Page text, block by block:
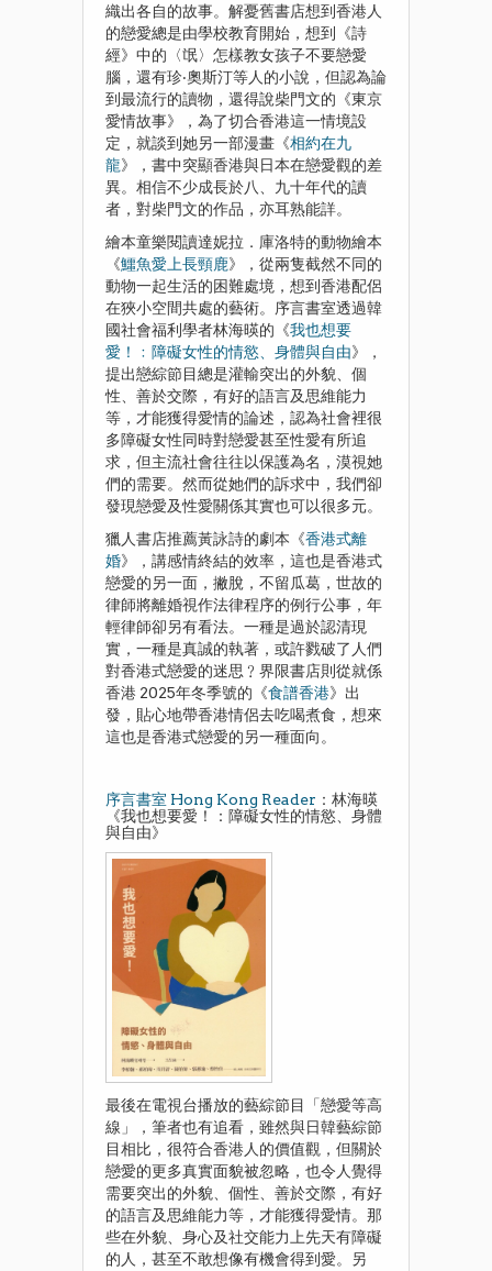
織出各自的故事。解憂舊書店想到香港人
的戀愛總是由學校教育開始，想到《詩
經》中的〈氓〉怎樣教女孩子不要戀愛
腦，還有珍‧奧斯汀等人的小說，但認為論
到最流行的讀物，還得說柴門文的《東京
愛情故事》，為了切合香港這一情境設
定，就談到她另一部漫畫《相約在九
龍》，書中突顯香港與日本在戀愛觀的差
異。相信不少成長於八、九十年代的讀
者，對柴門文的作品，亦耳熟能詳。
繪本童樂閱讀達妮拉．庫洛特的動物繪本
《鱷魚愛上長頸鹿》，從兩隻截然不同的
動物一起生活的困難處境，想到香港配侶
在狹小空間共處的藝術。序言書室透過韓
國社會福利學者林海暎的《我也想要
愛！﹕障礙女性的情慾、身體與自由》，
提出戀綜節目總是灌輸突出的外貌、個
性、善於交際，有好的語言及思維能力
等，才能獲得愛情的論述，認為社會裡很
多障礙女性同時對戀愛甚至性愛有所追
求，但主流社會往往以保護為名，漠視她
們的需要。然而從她們的訴求中，我們卻
發現戀愛及性愛關係其實也可以很多元。
獵人書店推薦黃詠詩的劇本《香港式離
婚》，講感情終結的效率，這也是香港式
戀愛的另一面，撇脫，不留瓜葛，世故的
律師將離婚視作法律程序的例行公事，年
輕律師卻另有看法。一種是過於認清現
實，一種是真誠的執著，或許戮破了人們
對香港式戀愛的迷思﹖界限書店則從就係
香港 2025年冬季號的《食譜香港》出
發，貼心地帶香港情侶去吃喝煮食，想來
這也是香港式戀愛的另一種面向。
序言書室 Hong Kong Reader ：林海暎
《我也想要愛！：障礙女性的情慾、身體
與自由》
最後在電視台播放的藝綜節目「戀愛等高
線」，筆者也有追看，雖然與日韓藝綜節
目相比，很符合香港人的價值觀，但關於
戀愛的更多真實面貌被忽略，也令人覺得
需要突出的外貌、個性、善於交際，有好
的語言及思維能力等，才能獲得愛情。那
些在外貌、身心及社交能力上先天有障礙
的人，甚至不敢想像有機會得到愛。另